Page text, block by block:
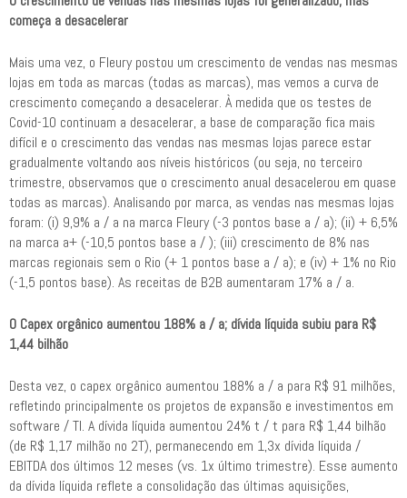
começa a desacelerar
Mais uma vez, o Fleury postou um crescimento de vendas nas mesmas
lojas em toda as marcas (todas as marcas), mas vemos a curva de
crescimento começando a desacelerar. À medida que os testes de
Covid-10 continuam a desacelerar, a base de comparação fica mais
difícil e o crescimento das vendas nas mesmas lojas parece estar
gradualmente voltando aos níveis históricos (ou seja, no terceiro
trimestre, observamos que o crescimento anual desacelerou em quase
todas as marcas). Analisando por marca, as vendas nas mesmas lojas
foram: (i) 9,9% a / a na marca Fleury (-3 pontos base a / a); (ii) + 6,5%
na marca a+ (-10,5 pontos base a / ); (iii) crescimento de 8% nas
marcas regionais sem o Rio (+ 1 pontos base a / a); e (iv) + 1% no Rio
(-1,5 pontos base). As receitas de B2B aumentaram 17% a / a.
O Capex orgânico aumentou 188% a / a; dívida líquida subiu para R$
1,44 bilhão
Desta vez, o capex orgânico aumentou 188% a / a para R$ 91 milhões,
refletindo principalmente os projetos de expansão e investimentos em
software / TI. A dívida líquida aumentou 24% t / t para R$ 1,44 bilhão
(de R$ 1,17 milhão no 2T), permanecendo em 1,3x dívida líquida /
EBITDA dos últimos 12 meses (vs. 1x último trimestre). Esse aumento
da dívida líquida reflete a consolidação das últimas aquisições,